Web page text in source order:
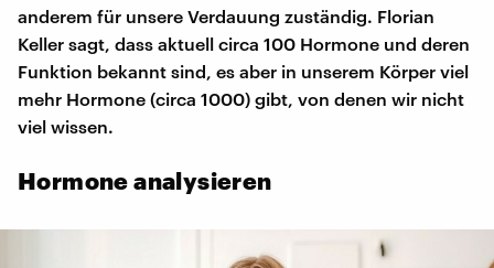
anderem für unsere Verdauung zuständig. Florian
Keller sagt, dass aktuell circa 100 Hormone und deren
Funktion bekannt sind, es aber in unserem Körper viel
mehr Hormone (circa 1000) gibt, von denen wir nicht
viel wissen.
Hormone analysieren